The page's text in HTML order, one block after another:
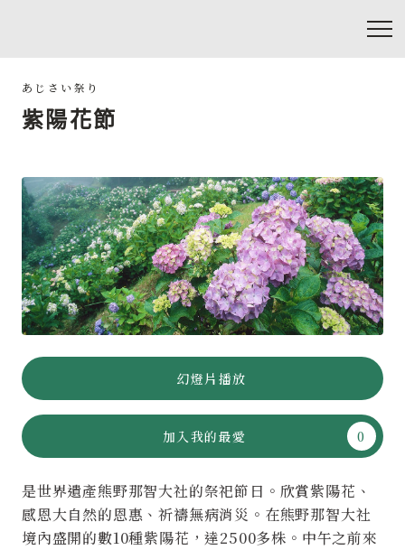
紫陽花節
是世界遺產熊野那智大社的祭祀節日。欣賞紫陽花、
感恩大自然的恩惠、祈禱無病消災。在熊野那智大社
境內盛開的數10種紫陽花，達2500多株。中午之前來
幻燈片播放
加入我的最愛